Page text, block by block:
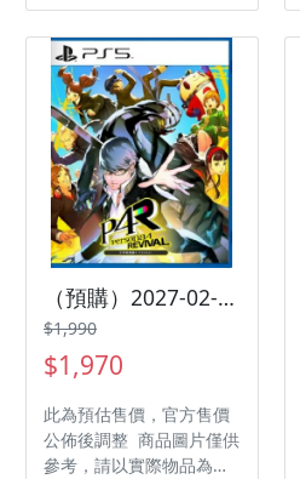
台：Nintendo Switch 2
遊戲類型：動作 遊玩人
數： 1 人 作品分級：限
制級 製作廠商：Team
NINJA 發行廠商：KOEI
TECMO Games 代理廠
商：臺灣光榮特庫摩
（預購）2027-02-18 PS5 女神異聞錄４ Revival 中文版
$1,990
$1,970
此為預估售價，官方售價
公佈後調整 商品圖片僅供
參考，請以實際物品為主